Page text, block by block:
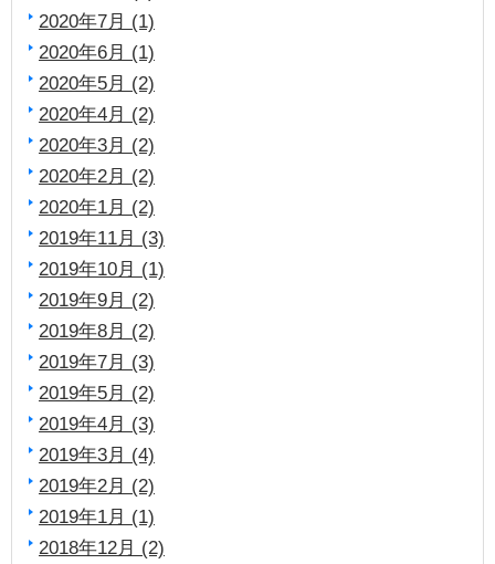
2020年7月 (1)
2020年6月 (1)
2020年5月 (2)
2020年4月 (2)
2020年3月 (2)
2020年2月 (2)
2020年1月 (2)
2019年11月 (3)
2019年10月 (1)
2019年9月 (2)
2019年8月 (2)
2019年7月 (3)
2019年5月 (2)
2019年4月 (3)
2019年3月 (4)
2019年2月 (2)
2019年1月 (1)
2018年12月 (2)